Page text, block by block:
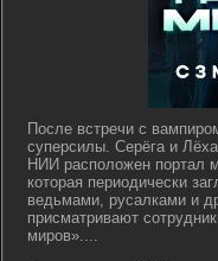
После встречи с
суперсилы. Серёга и
НИИ расположен портал
которая периодически
ведьмами, русалками и
присматривают
миров»....